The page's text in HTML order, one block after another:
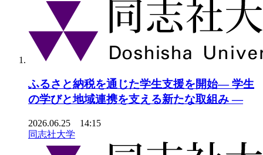
ふるさと納税を通じた学生支援を開始― 学生
の学びと地域連携を支える新たな取組み ―
2026.06.25 14:15
同志社大学